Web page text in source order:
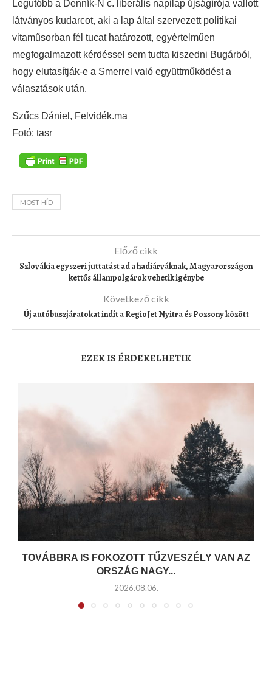
Legutóbb a Denník-N c. liberális napilap újságírója vallott
látványos kudarcot, aki a lap által szervezett politikai
vitaműsorban fél tucat határozott, egyértelműen
megfogalmazott kérdéssel sem tudta kiszedni Bugárból,
hogy elutasítják-e a Smerrel való együttműködést a
választások után.
Szűcs Dániel, Felvidék.ma
Fotó: tasr
MOST-HÍD
Előző cikk
Szlovákia egyszeri juttatást ad a hadiárváknak, Magyarországon
kettős állampolgárok vehetik igénybe
Következő cikk
Új autóbuszjáratokat indít a RegioJet Nyitra és Pozsony között
EZEK IS ÉRDEKELHETIK
TOVÁBBRA IS FOKOZOTT TŰZVESZÉLY VAN AZ
ORSZÁG NAGY...
2026.08.06.